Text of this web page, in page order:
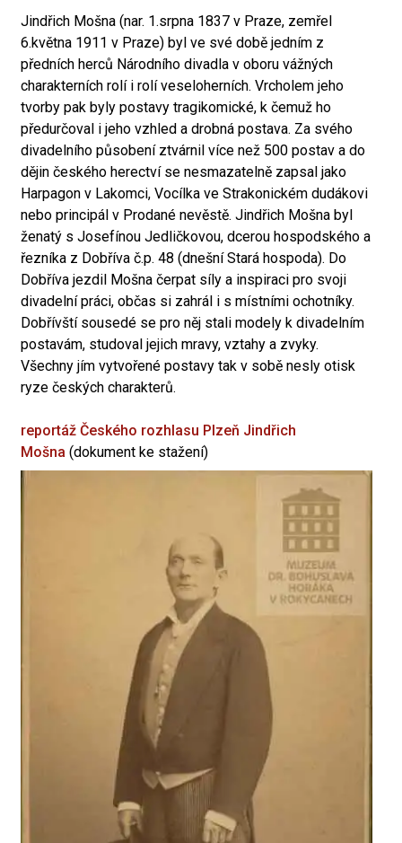
Jindřich Mošna (nar. 1.srpna 1837 v Praze, zemřel
6.května 1911 v Praze) byl ve své době jedním z
předních herců Národního divadla v oboru vážných
charakterních rolí i rolí veseloherních. Vrcholem jeho
tvorby pak byly postavy tragikomické, k čemuž ho
předurčoval i jeho vzhled a drobná postava. Za svého
divadelního působení ztvárnil více než 500 postav a do
dějin českého herectví se nesmazatelně zapsal jako
Harpagon v Lakomci, Vocílka ve Strakonickém dudákovi
nebo principál v Prodané nevěstě. Jindřich Mošna byl
ženatý s Josefínou Jedličkovou, dcerou hospodského a
řezníka z Dobříva č.p. 48 (dnešní Stará hospoda). Do
Dobříva jezdil Mošna čerpat síly a inspiraci pro svoji
divadelní práci, občas si zahrál i s místními ochotníky.
Dobřívští sousedé se pro něj stali modely k divadelním
postavám, studoval jejich mravy, vztahy a zvyky.
Všechny jím vytvořené postavy tak v sobě nesly otisk
ryze českých charakterů.
reportáž Českého rozhlasu Plzeň Jindřich
Mošna (dokument ke stažení)